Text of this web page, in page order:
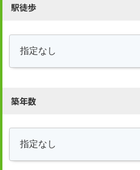
駅徒歩
築年数